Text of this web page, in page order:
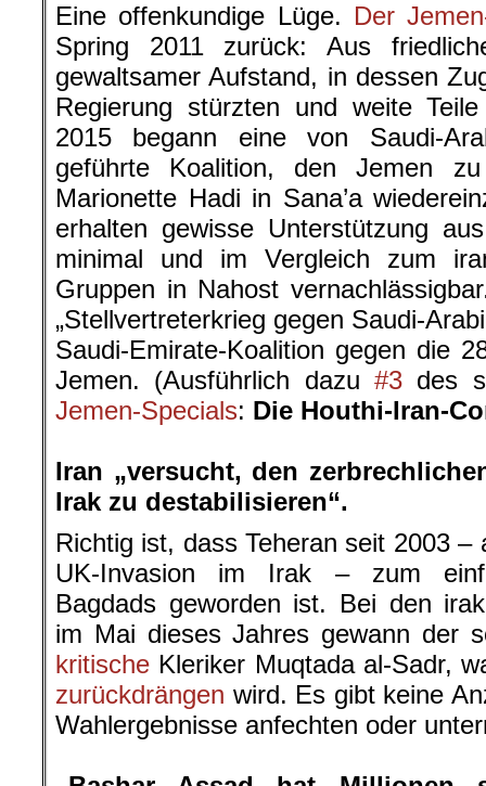
Eine offenkundige Lüge. Der
Spring 2011 zurück: Aus
gewaltsamer Aufstand, in dessen
Regierung stürzten und weite
2015 begann eine von Saudi-
geführte Koalition, den Jemen
Marionette Hadi in Sana’a
erhalten gewisse Unterstützung
minimal und im Vergleich zum
Gruppen in Nahost
„Stellvertreterkrieg gegen Saudi-
Saudi-Emirate-Koalition gegen die
Jemen. (Ausführlich dazu #3 des
Jemen-Specials: Die Houthi-Iran-
Iran „versucht, den
Irak zu destabilisieren“.
Richtig ist, dass Teheran seit 2003 –
UK-Invasion im Irak – zum
Bagdads geworden ist. Bei den
im Mai dieses Jahres gewann der
kritische Kleriker Muqtada al-Sadr,
zurückdrängen wird. Es gibt keine
Wahlergebnisse anfechten oder